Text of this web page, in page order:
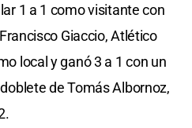
1 a 1 como visitante con
Giaccio, Atlético
local y ganó 3 a 1 con un
de Tomás Albornoz,